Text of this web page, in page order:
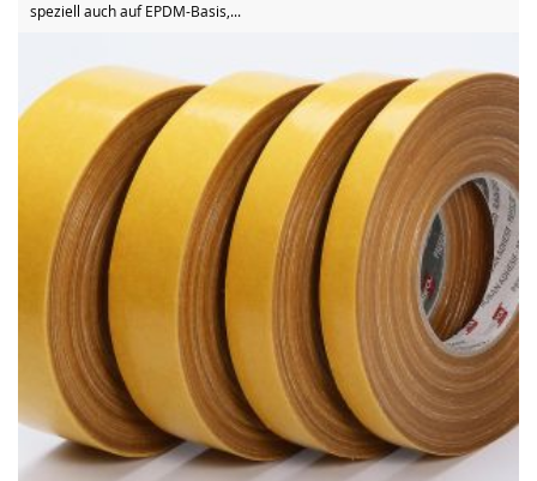
speziell auch auf EPDM-Basis,...